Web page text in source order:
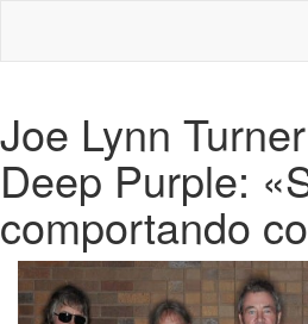
Joe Lynn
Deep Purple:
comportando